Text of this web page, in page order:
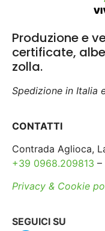
Produzione e
certificate,
zolla.
Spedizione in Italia
CONTATTI
Contrada Aglioca,
+39 0968.209813 –
Privacy & Cookie
SEGUICI SU